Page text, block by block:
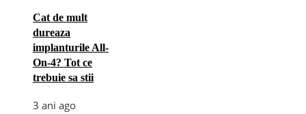
Cat de mult
dureaza
implanturile All-
On-4? Tot ce
trebuie sa stii
3 ani ago